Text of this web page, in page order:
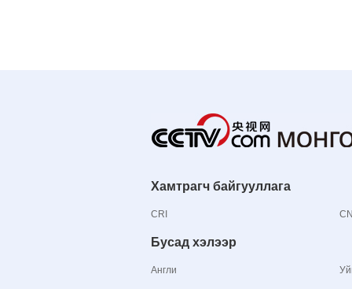
Хамтрагч байгууллага
CRI
Бусад хэлээр
Англи